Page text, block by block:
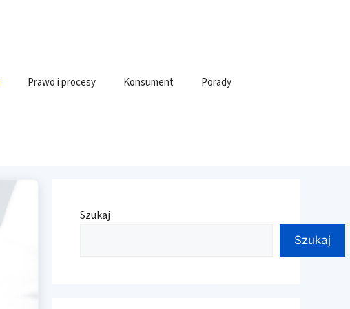
Prawo i procesy Konsument Porady
Szukaj
Szukaj